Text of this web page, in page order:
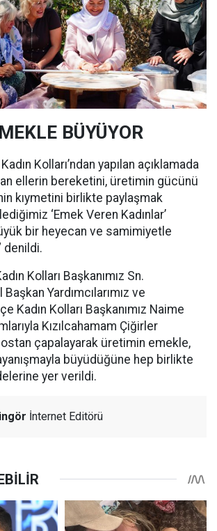
BÜYÜYOR
Kolları’ndan yapılan açıklamada
ellerin bereketini, üretimin gücünü
kıymetini birlikte paylaşmak
‘Emek Veren Kadınlar’
bir heyecan ve samimiyetle
denildi.
Kolları Başkanımız Sn.
Yardımcılarımız ve
Kadın Kolları Başkanımız Naime
Kızılcahamam Çiğirler
çapalayarak üretimin emekle,
büyüdüğüne hep birlikte
yer verildi.
İnternet Editörü